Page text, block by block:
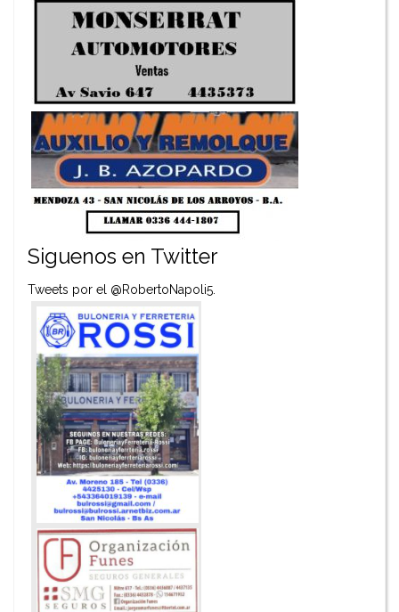
Siguenos en Twitter
Tweets por el @RobertoNapoli5.